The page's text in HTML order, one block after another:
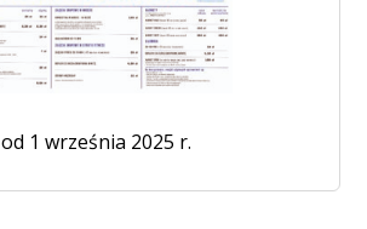
od 1 września 2025 r.